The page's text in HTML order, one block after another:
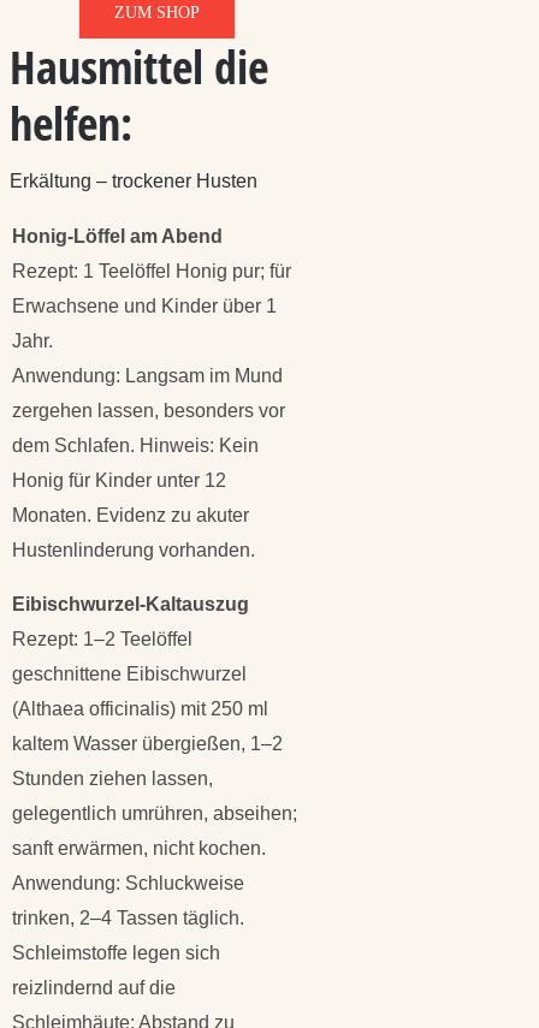
ZUM SHOP
Hausmittel die
helfen:
Erkältung – trockener Husten
Honig-Löffel am Abend
Rezept: 1 Teelöffel Honig pur; für
Erwachsene und Kinder über 1
Jahr.
Anwendung: Langsam im Mund
zergehen lassen, besonders vor
dem Schlafen. Hinweis: Kein
Honig für Kinder unter 12
Monaten. Evidenz zu akuter
Hustenlinderung vorhanden.
Eibischwurzel-Kaltauszug
Rezept: 1–2 Teelöffel
geschnittene Eibischwurzel
(Althaea officinalis) mit 250 ml
kaltem Wasser übergießen, 1–2
Stunden ziehen lassen,
gelegentlich umrühren, abseihen;
sanft erwärmen, nicht kochen.
Anwendung: Schluckweise
trinken, 2–4 Tassen täglich.
Schleimstoffe legen sich
reizlindernd auf die
Schleimhäute; Abstand zu